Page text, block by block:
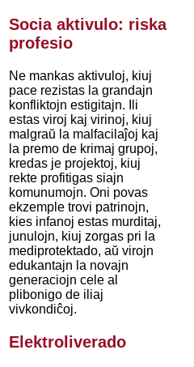
Socia aktivulo: riska
profesio
Ne mankas aktivuloj, kiuj
pace rezistas la grandajn
konfliktojn estigitajn. Ili
estas viroj kaj virinoj, kiuj
malgraŭ la malfacilaĵoj kaj
la premo de krimaj grupoj,
kredas je projektoj, kiuj
rekte profitigas siajn
komunumojn. Oni povas
ekzemple trovi patrinojn,
kies infanoj estas murditaj,
junulojn, kiuj zorgas pri la
mediprotektado, aŭ virojn
edukantajn la novajn
generaciojn cele al
plibonigo de iliaj
vivkondiĉoj.
Elektroliverado